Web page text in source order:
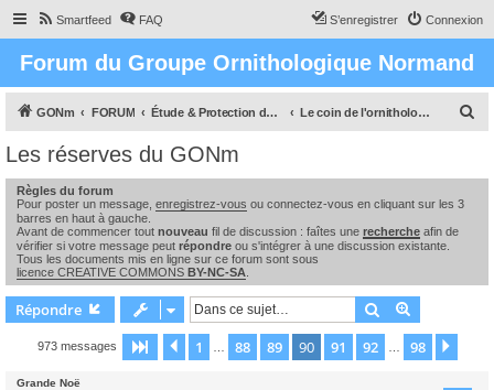
Smartfeed FAQ Connexion
S’enregistrer
Forum du Groupe Ornithologique Normand
GONm FORUM Étude & Protection des Oiseaux et de leurs milieux en Normandie Le coin de l'ornithologue : observations, études & enquêtes
Les réserves du GONm
Règles du forum
Pour poster un message, enregistrez-vous ou connectez-vous en cliquant sur les 3
barres en haut à gauche.
Avant de commencer tout nouveau fil de discussion : faîtes une recherche afin de
vérifier si votre message peut répondre ou s'intégrer à une discussion existante.
Tous les documents mis en ligne sur ce forum sont sous
licence CREATIVE COMMONS BY-NC-SA
Répondre Rechercher
973 messages Page 90 sur 98
Précédente
1 88 89 90 91 92 98
Grande Noë